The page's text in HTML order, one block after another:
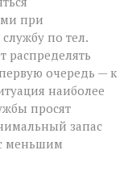
при
по тел.
распределять
очередь — к
наиболее
просят
запас
меньшим